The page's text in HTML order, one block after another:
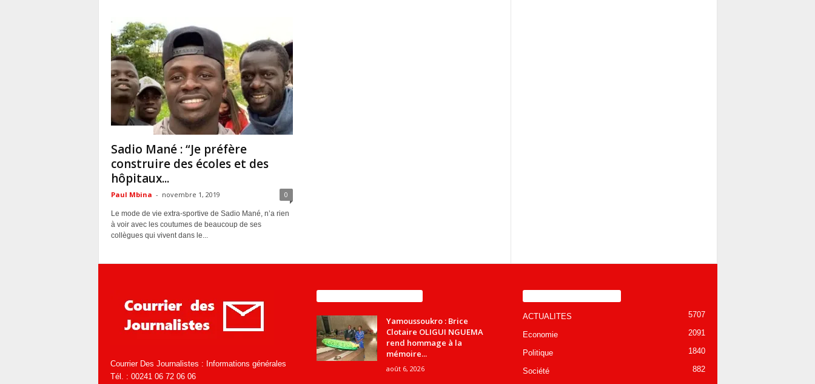
Sadio Mané : “Je préfère
construire des écoles et des
hôpitaux...
Paul Mbina - novembre 1, 2019 0
Le mode de vie extra-sportive de Sadio Mané, n’a rien
à voir avec les coutumes de beaucoup de ses
collègues qui vivent dans le...
Courrier Des Journalistes : Informations générales
Tél. : 00241 06 72 06 06
Yamoussoukro : Brice
Clotaire OLIGUI NGUEMA
rend hommage à la
mémoire...
août 6, 2026
ACTUALITES 5707
Economie 2091
Politique 1840
Société
882